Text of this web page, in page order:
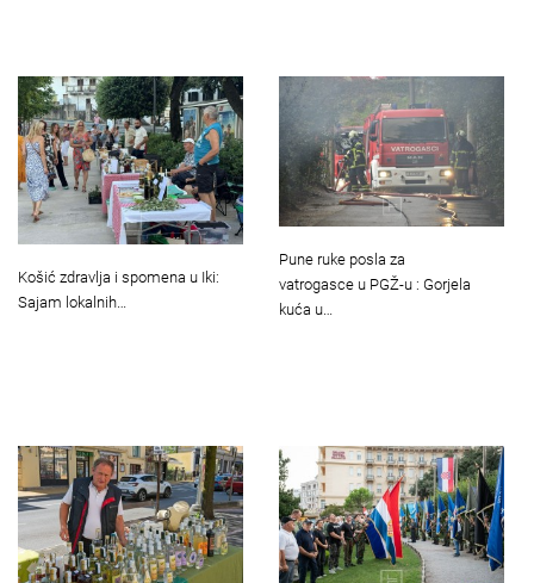
Košić zdravlja i spomena u Iki:
Sajam lokalnih…
Pune ruke posla za
vatrogasce u PGŽ-u : Gorjela
kuća u…